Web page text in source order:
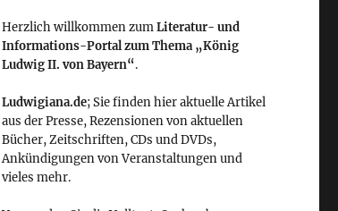
Herzlich willkommen zumLiteratur- und
Informations-Portal zum Thema „König
Ludwig II. von Bayern“.
Ludwigiana.de; Sie finden hier aktuelle Artikel
aus der Presse, Rezensionen von aktuellen
Bücher, Zeitschriften, CDs und DVDs,
Ankündigungen von Veranstaltungen und
vieles mehr.